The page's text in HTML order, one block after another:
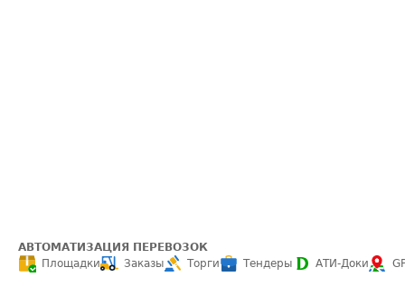
АВТОМАТИЗАЦИЯ ПЕРЕВОЗОК
Площадки
Заказы Торги Тендеры АТИ-Доки